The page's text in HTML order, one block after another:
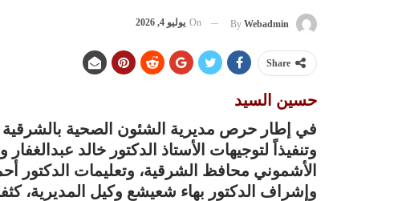
By Webadmin
On يوليو 4, 2026
Share
حسين السيد
في إطار حرص مديرية الشئون الصحية
وتنفيذاً لتوجيهات الأستاذ الدكتور خالد
الأشموني محافظ الشرقية، وتعليمات الدكتور
وإشراف الدكتور بهاء شعيشع وكيل المديرية،